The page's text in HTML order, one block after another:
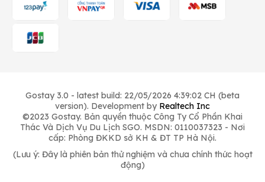
Gostay 3.0 - latest build: 22/05/2026 4:39:02 CH (beta
version). Development by Realtech Inc
©2023 Gostay. Bản quyền thuộc Công Ty Cổ Phần Khai
Thác Và Dịch Vụ Du Lịch SGO. MSDN: 0110037323 - Nơi
cấp: Phòng ĐKKD sở KH & ĐT TP Hà Nội.
(Lưu ý: Đây là phiên bản thử nghiệm và chưa chính thức hoạt
động)